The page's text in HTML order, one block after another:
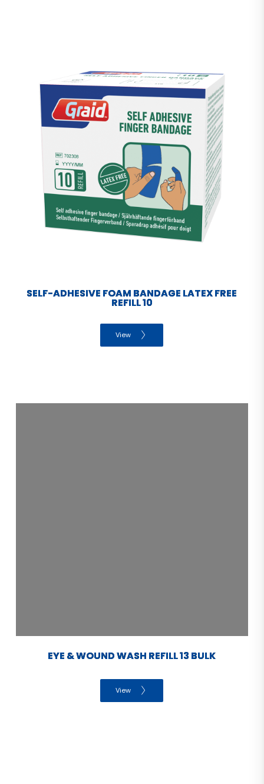
SELF-ADHESIVE FOAM BANDAGE LATEX FREE
REFILL 10
View
EYE & WOUND WASH REFILL 13 BULK
View